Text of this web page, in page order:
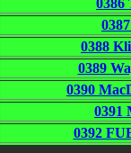
0386
0388
0389
0390
0391
0392